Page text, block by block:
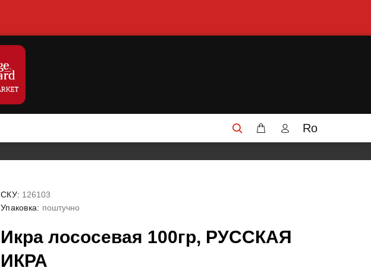
Ro
СКУ: 126103
Упаковка: поштучно
Икра лососевая 100гр, РУССКАЯ
ИКРА